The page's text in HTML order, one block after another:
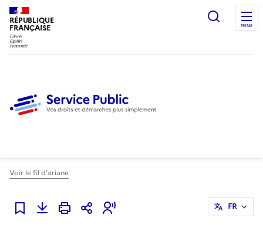
RÉPUBLIQUE
FRANÇAISE
Ouvrir
MENU
Voir le fil d'ariane
Ajouter à mes favoris
FR